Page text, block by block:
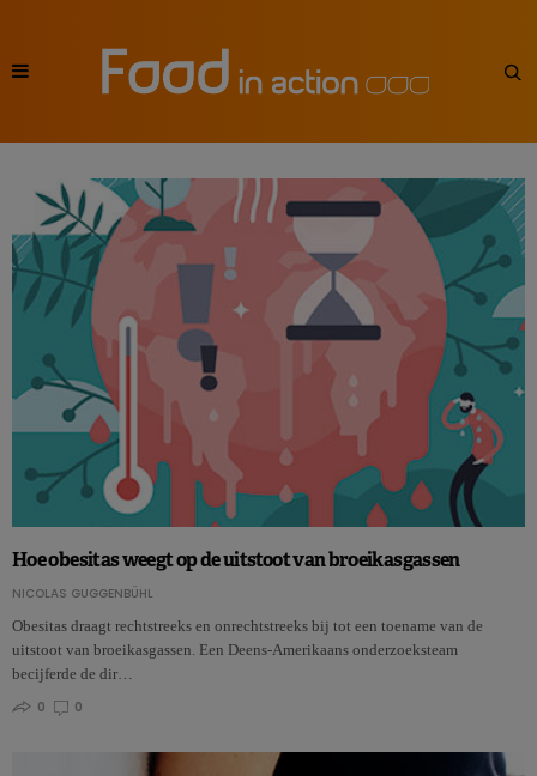
Hoe obesitas weegt op de uitstoot van broeikasgassen
NICOLAS GUGGENBÜHL
Obesitas draagt rechtstreeks en onrechtstreeks bij tot een toename van de
uitstoot van broeikasgassen. Een Deens-Amerikaans onderzoeksteam
becijferde de dir…
0
0